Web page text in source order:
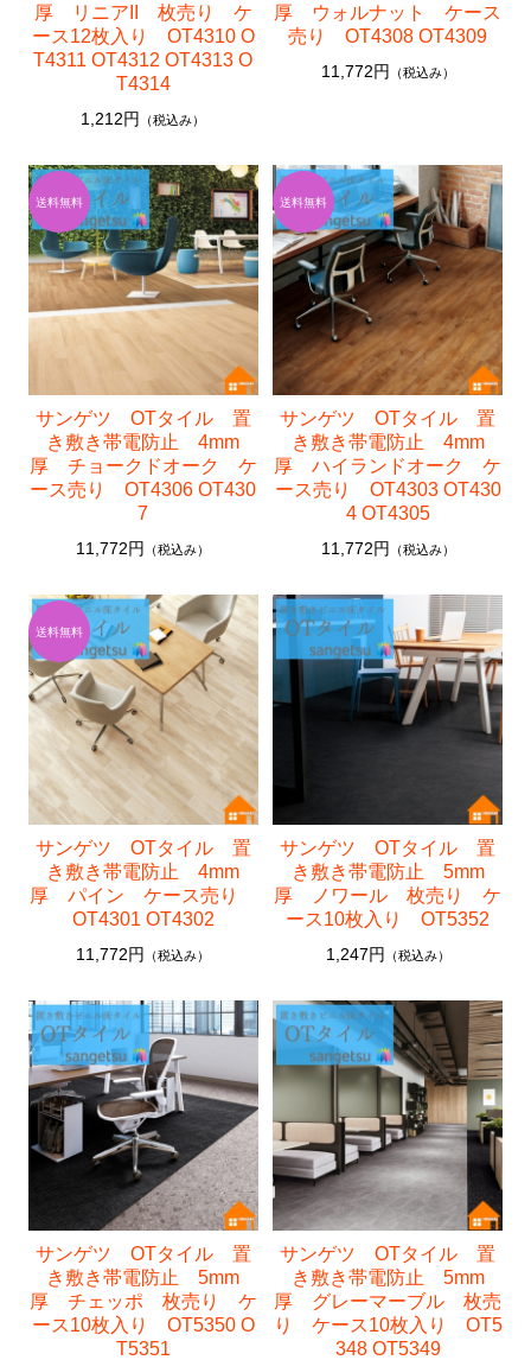
厚 リニアII 枚売り ケ
ース12枚入り OT4310 O
T4311 OT4312 OT4313 O
T4314
1,212円 （税込み）
厚 ウォルナット ケース
売り OT4308 OT4309
11,772円 （税込み）
サンゲツ OTタイル 置
き敷き帯電防止 4mm
厚 チョークドオーク ケ
ース売り OT4306 OT430
7
11,772円 （税込み）
サンゲツ OTタイル 置
き敷き帯電防止 4mm
厚 ハイランドオーク ケ
ース売り OT4303 OT430
4 OT4305
11,772円 （税込み）
サンゲツ OTタイル 置
き敷き帯電防止 4mm
厚 パイン ケース売り
OT4301 OT4302
11,772円 （税込み）
サンゲツ OTタイル 置
き敷き帯電防止 5mm
厚 ノワール 枚売り ケ
ース10枚入り OT5352
1,247円 （税込み）
サンゲツ OTタイル 置
き敷き帯電防止 5mm
厚 チェッポ 枚売り ケ
ース10枚入り OT5350 O
T5351
サンゲツ OTタイル 置
き敷き帯電防止 5mm
厚 グレーマーブル 枚売
り ケース10枚入り OT5
348 OT5349